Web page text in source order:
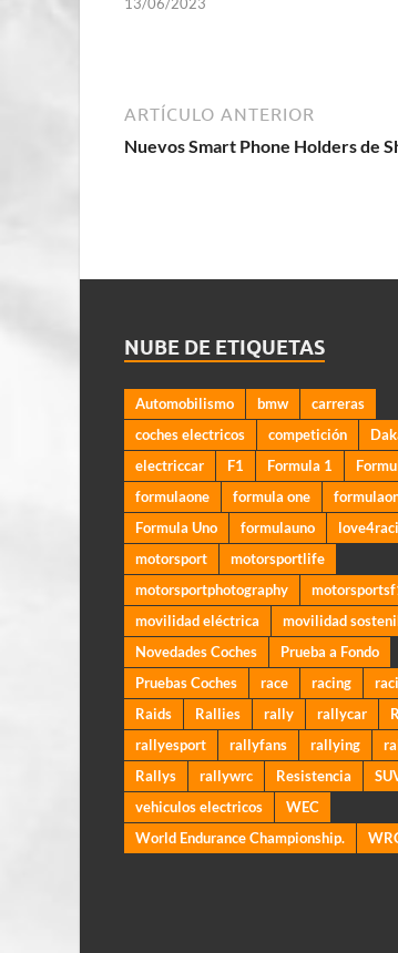
ARTÍCULO ANTERIOR
Nuevos Smart Phone Holders de
NUBE DE ETIQUETAS
Automobilismo bmw
carreras
coches electricos
competición
electriccar
F1 Formula 1
formulaone
formula one
Formula Uno
formulauno
motorsport
motorsportlife
motorsportphotography
movilidad eléctrica
movilidad
Novedades Coches
Prueba a Fondo
Pruebas Coches
race racing
Raids
Rallies rally rallycar
rallyesport
rallyfans rallying
Rallys
rallywrc Resistencia
vehiculos electricos
WEC
World Endurance Championship.